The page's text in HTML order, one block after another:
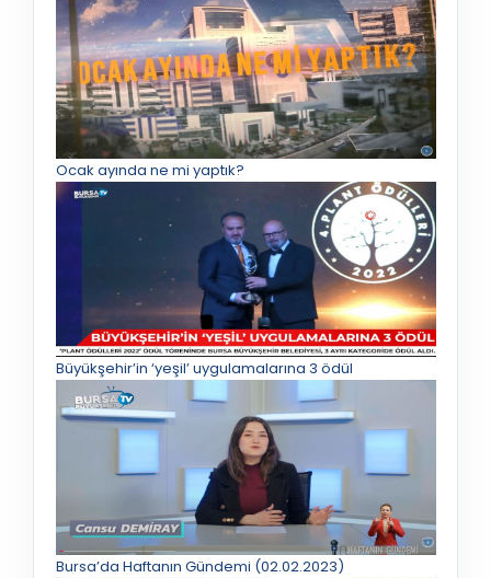
Ocak ayında ne mi yaptık?
Büyükşehir’in ‘yeşil’ uygulamalarına 3 ödül
Bursa’da Haftanın Gündemi (02.02.2023)